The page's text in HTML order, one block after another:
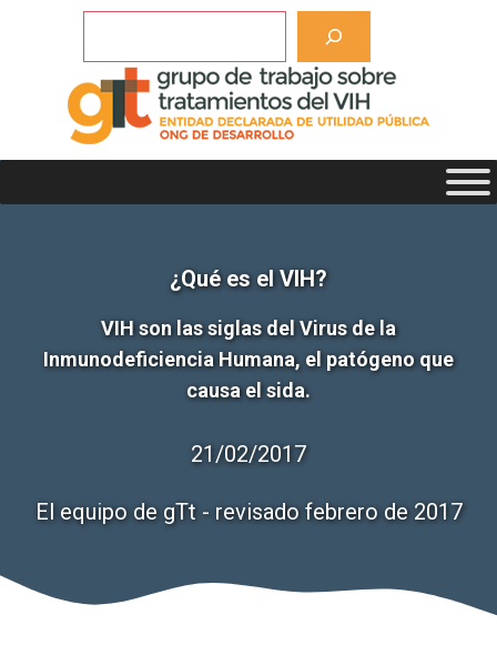
¿Qué es el VIH?
VIH son las siglas del Virus de la
Inmunodeficiencia Humana, el patógeno que
causa el sida.
21/02/2017
El equipo de gTt - revisado febrero de 2017